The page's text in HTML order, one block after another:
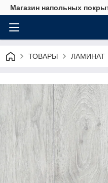
Магазин напольных
ТОВАРЫ ЛАМИНАТ